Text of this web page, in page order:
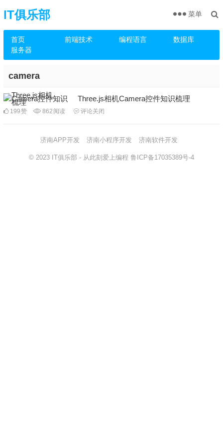
IT俱乐部
首页 前端技术 编程语言
数据库
服务器
菜单
camera
Three.js相机Camera控件知识梳理
199赞 862 阅读 评论关闭
济南APP开发 济南小程序开发 济南软件开发
© 2023 IT俱乐部 - 从此刻爱上编程 鲁ICP备17035389号-4